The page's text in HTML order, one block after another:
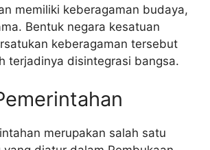
memiliki keberagaman budaya,
Bentuk negara kesatuan
keberagaman tersebut
terjadinya disintegrasi bangsa.
merupakan salah satu